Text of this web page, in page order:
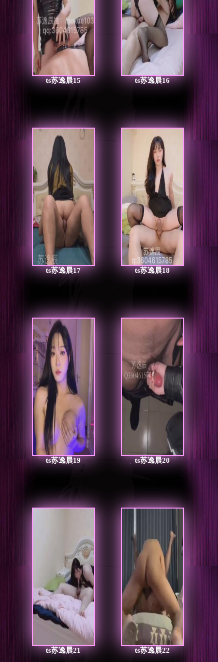
ts苏逸晨15 ts苏逸晨16
ts苏逸晨17 ts苏逸晨18
ts苏逸晨19 ts苏逸晨20
ts苏逸晨21 ts苏逸晨22